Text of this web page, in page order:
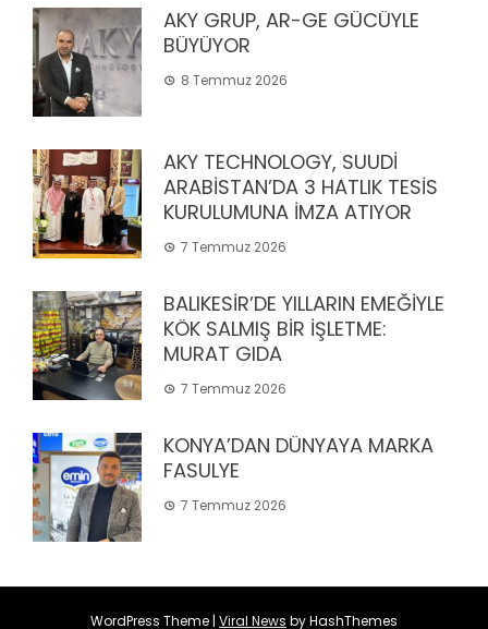
AKY GRUP, AR-GE GÜCÜYLE
BÜYÜYOR
8 Temmuz 2026
AKY TECHNOLOGY, SUUDİ
ARABİSTAN’DA 3 HATLIK TESİS
KURULUMUNA İMZA ATIYOR
7 Temmuz 2026
BALIKESİR’DE YILLARIN EMEĞİYLE
KÖK SALMIŞ BİR İŞLETME:
MURAT GIDA
7 Temmuz 2026
KONYA’DAN DÜNYAYA MARKA
FASULYE
7 Temmuz 2026
WordPress Theme | Viral News by HashThemes